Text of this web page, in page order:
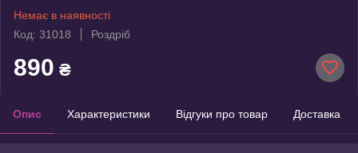
Немає в наявності
Код: 31018
Роздріб
890 ₴
Опис Характеристики Відгуки про товар Доставка